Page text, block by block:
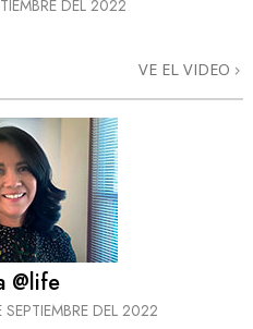
DEL 2022
VE EL VIDEO
@life
SEPTIEMBRE DEL 2022